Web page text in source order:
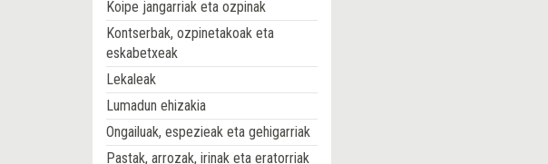
Koipe jangarriak eta ozpinak
Kontserbak, ozpinetakoak eta
eskabetxeak
Lekaleak
Lumadun ehizakia
Ongailuak, espezieak eta gehigarriak
Pastak, arrozak, irinak eta eratorriak